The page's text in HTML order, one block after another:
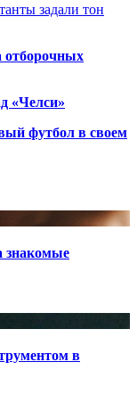
задали тон
отборочных
«Челси»
футбол в своем
знакомые
в